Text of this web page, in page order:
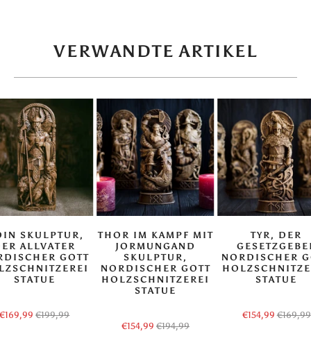
VERWANDTE ARTIKEL
SKULPTUR,
ALLVATER
GOTT
STATUE
€169,99 €199,99
THOR IM KAMPF MIT
JORMUNGAND
SKULPTUR,
NORDISCHER GOTT
HOLZSCHNITZEREI
STATUE
€154,99 €194,99
TYR, DER
NORDISCHER
STATUE
€154,99 €169,99